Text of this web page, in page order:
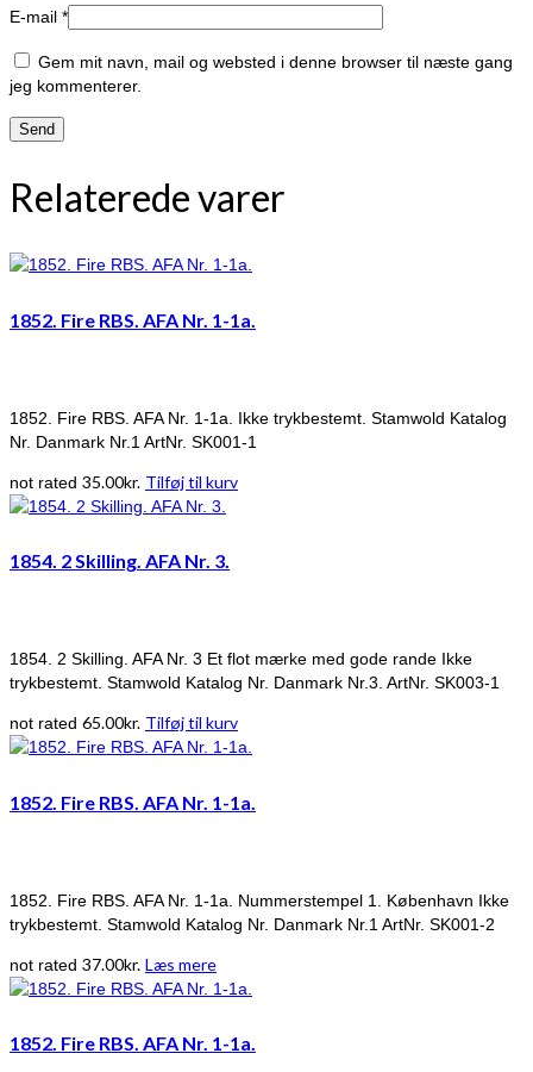
E-mail *
Gem mit navn, mail og websted i denne browser til næste gang
jeg kommenterer.
Relaterede varer
1852. Fire RBS. AFA Nr. 1-1a.
1852. Fire RBS. AFA Nr. 1-1a. Ikke trykbestemt. Stamwold Katalog
Nr. Danmark Nr.1 ArtNr. SK001-1
not rated 35.00kr. Tilføj til kurv
1854. 2 Skilling. AFA Nr. 3.
1854. 2 Skilling. AFA Nr. 3 Et flot mærke med gode rande Ikke
trykbestemt. Stamwold Katalog Nr. Danmark Nr.3. ArtNr. SK003-1
not rated 65.00kr. Tilføj til kurv
1852. Fire RBS. AFA Nr. 1-1a.
1852. Fire RBS. AFA Nr. 1-1a. Nummerstempel 1. København Ikke
trykbestemt. Stamwold Katalog Nr. Danmark Nr.1 ArtNr. SK001-2
not rated 37.00kr. Læs mere
1852. Fire RBS. AFA Nr. 1-1a.